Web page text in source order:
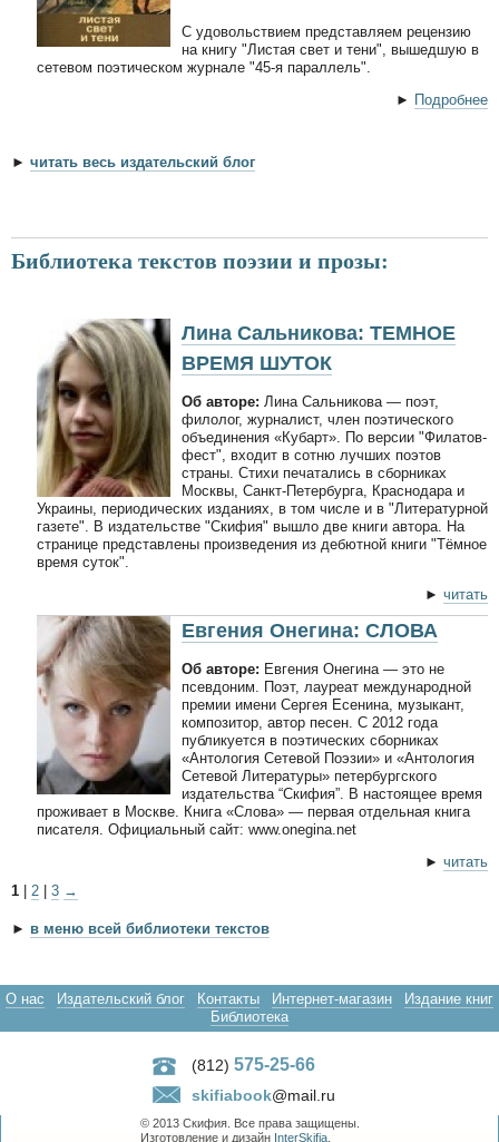
С удовольствием представляем рецензию
на книгу "Листая свет и тени", вышедшую в
сетевом поэтическом журнале "45-я параллель".
► Подробнее
► читать весь издательский блог
Библиотека текстов поэзии и прозы:
Лина Сальникова: ТЕМНОЕ
ВРЕМЯ ШУТОК
Об авторе: Лина Сальникова — поэт,
филолог, журналист, член поэтического
объединения «Кубарт». По версии "Филатов-
фест", входит в сотню лучших поэтов
страны. Стихи печатались в сборниках
Москвы, Санкт-Петербурга, Краснодара и
Украины, периодических изданиях, в том числе и в "Литературной
газете". В издательстве "Скифия" вышло две книги автора. На
странице представлены произведения из дебютной книги "Тёмное
время суток".
► читать
Евгения Онегина: СЛОВА
Об авторе: Евгения Онегина — это не
псевдоним. Поэт, лауреат международной
премии имени Сергея Есенина, музыкант,
композитор, автор песен. С 2012 года
публикуется в поэтических сборниках
«Антология Сетевой Поэзии» и «Антология
Сетевой Литературы» петербургского
издательства “Скифия”. В настоящее время
проживает в Москве. Книга «Слова» — первая отдельная книга
писателя. Официальный сайт: www.onegina.net
► читать
1
2 3 →
► в меню всей библиотеки текстов
О нас Издательский блог Контакты Интернет-магазин
Издание книг
Библиотека
(812) 575-25-66
skifiabook@mail.ru
© 2013 Скифия. Все права защищены.
Изготовление и дизайн InterSkifia.